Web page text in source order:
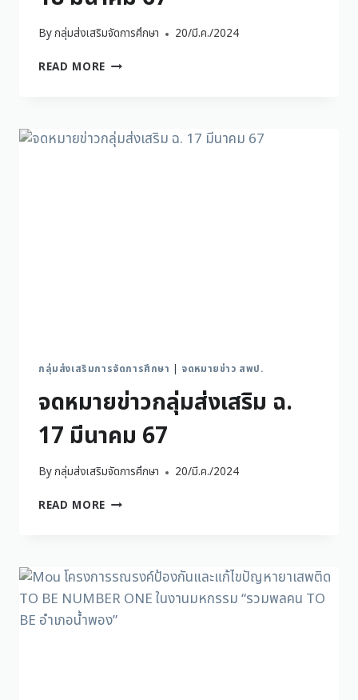
Byกลุ่มส่งเสริมจัดการศึกษา 20/มี.ค./2024
READ MORE
กลุ่มส่งเสริมการจัดการศึกษา | จดหมายข่าว สพป.
จดหมายข่าวกลุ่มส่งเสริม ฉ.
17 มีนาคม 67
Byกลุ่มส่งเสริมจัดการศึกษา 20/มี.ค./2024
READ MORE